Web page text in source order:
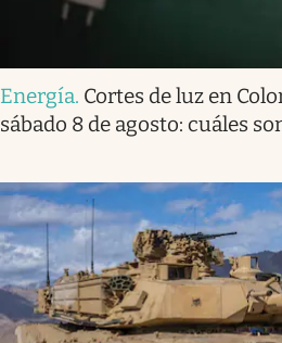
Energía. Cortes de luz en
sábado 8 de agosto: cuáles